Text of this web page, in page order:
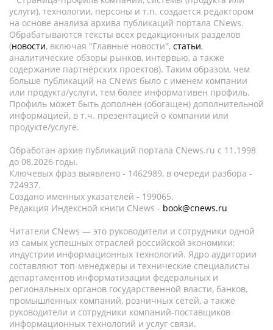
услуги), технологии, персоны и т.п. создается редактором
на основе анализа архива публикаций портала CNews.
Обрабатываются тексты всех редакционных разделов
(новости, включая "Главные новости", статьи,
аналитические обзоры рынков, интервью, а также
содержание партнёрских проектов). Таким образом, чем
больше публикаций на CNews было с именем компании
или продукта/услуги, тем более информативен профиль.
Профиль может быть дополнен (обогащен) дополнительной
информацией, в т.ч. презентацией о компании или
продукте/услуге.
Обработан архив публикаций портала CNews.ru c 11.1998
до 08.2026 годы.
Ключевых фраз выявлено - 1462989, в очереди разбора -
724937.
Создано именных указателей - 199065.
Редакция Индексной книги CNews - book@cnews.ru
Читатели CNews — это руководители и сотрудники одной
из самых успешных отраслей российской экономики:
индустрии информационных технологий. Ядро аудитории
составляют топ-менеджеры и технические специалисты
департаментов информатизации федеральных и
региональных органов государственной власти, банков,
промышленных компаний, розничных сетей, а также
руководители и сотрудники компаний-поставщиков
информационных технологий и услуг связи.